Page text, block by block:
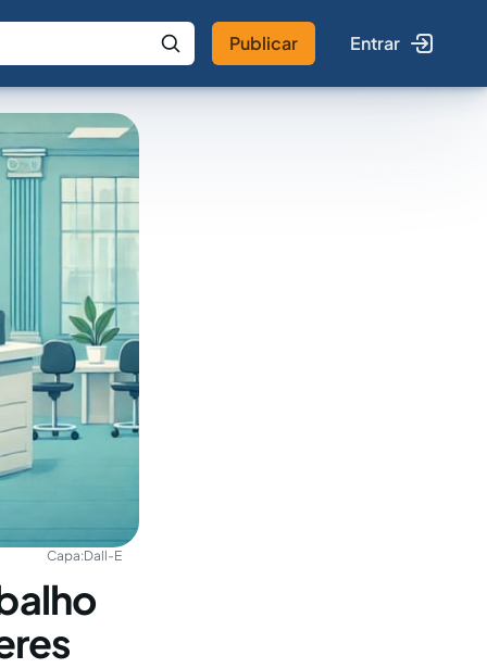
IA Buscar no Jus
Publicar Entrar
Capa:Dall-E